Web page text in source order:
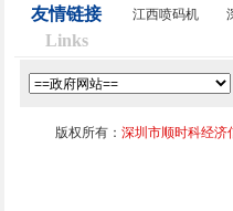
友情链接
Links
江西喷码机
版权所有： 深圳市顺时科经